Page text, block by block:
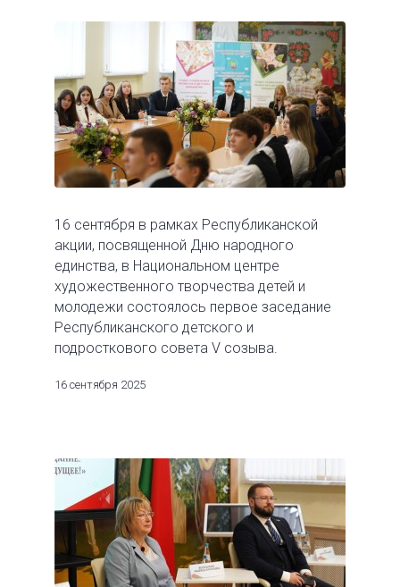
16 сентября в рамках Республиканской
акции, посвященной Дню народного
единства, в Национальном центре
художественного творчества детей и
молодежи состоялось первое заседание
Республиканского детского и
подросткового совета V созыва.
16 сентября 2025